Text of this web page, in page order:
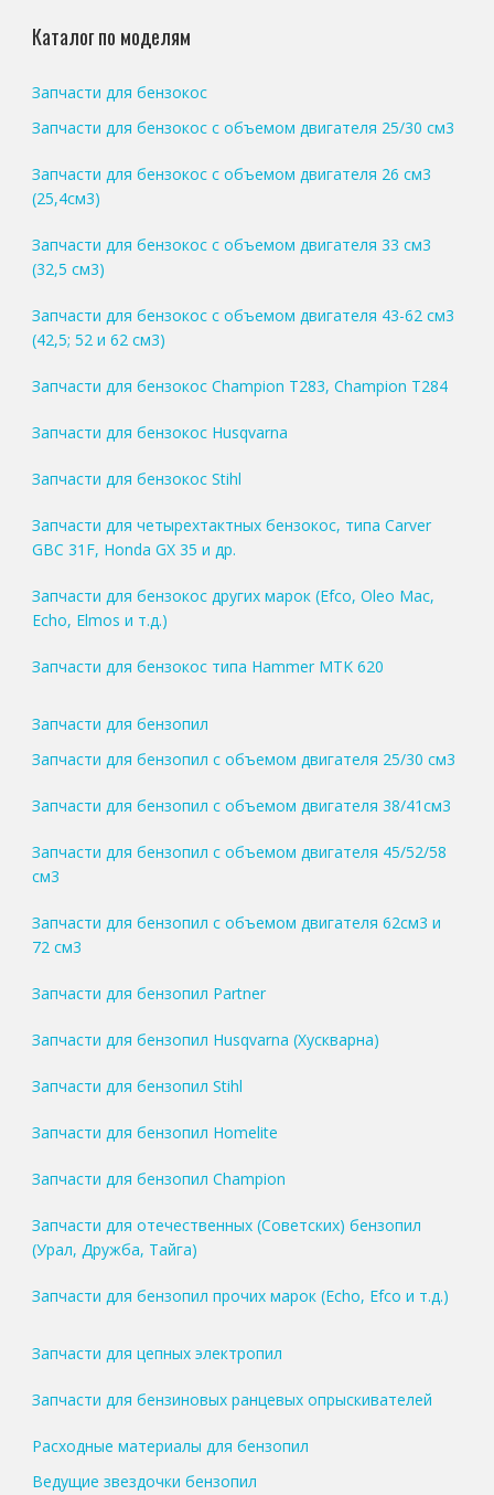
Каталог по моделям
Запчасти для бензокос
Запчасти для бензокос с объемом двигателя 25/30 см3
Запчасти для бензокос с объемом двигателя 26 см3
(25,4см3)
Запчасти для бензокос с объемом двигателя 33 см3
(32,5 см3)
Запчасти для бензокос с объемом двигателя 43-62 см3
(42,5; 52 и 62 см3)
Запчасти для бензокос Champion T283, Champion T284
Запчасти для бензокос Husqvarna
Запчасти для бензокос Stihl
Запчасти для четырехтактных бензокос, типа Carver
GBC 31F, Honda GX 35 и др.
Запчасти для бензокос других марок (Efco, Oleo Mac,
Echo, Elmos и т.д.)
Запчасти для бензокос типа Hammer MTK 620
Запчасти для бензопил
Запчасти для бензопил с объемом двигателя 25/30 см3
Запчасти для бензопил с объемом двигателя 38/41см3
Запчасти для бензопил с объемом двигателя 45/52/58
см3
Запчасти для бензопил с объемом двигателя 62см3 и
72 см3
Запчасти для бензопил Partner
Запчасти для бензопил Husqvarna (Хускварна)
Запчасти для бензопил Stihl
Запчасти для бензопил Homelite
Запчасти для бензопил Champion
Запчасти для отечественных (Советских) бензопил
(Урал, Дружба, Тайга)
Запчасти для бензопил прочих марок (Echo, Efco и т.д.)
Запчасти для цепных электропил
Запчасти для бензиновых ранцевых опрыскивателей
Расходные материалы для бензопил
Ведущие звездочки бензопил